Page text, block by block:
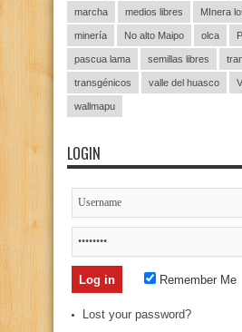
marcha medios libres MInera
minería No alto Maipo olca
pascua lama semillas libres
transgénicos valle del huasco
wallmapu
LOGIN
Remember Me
Lost your password?